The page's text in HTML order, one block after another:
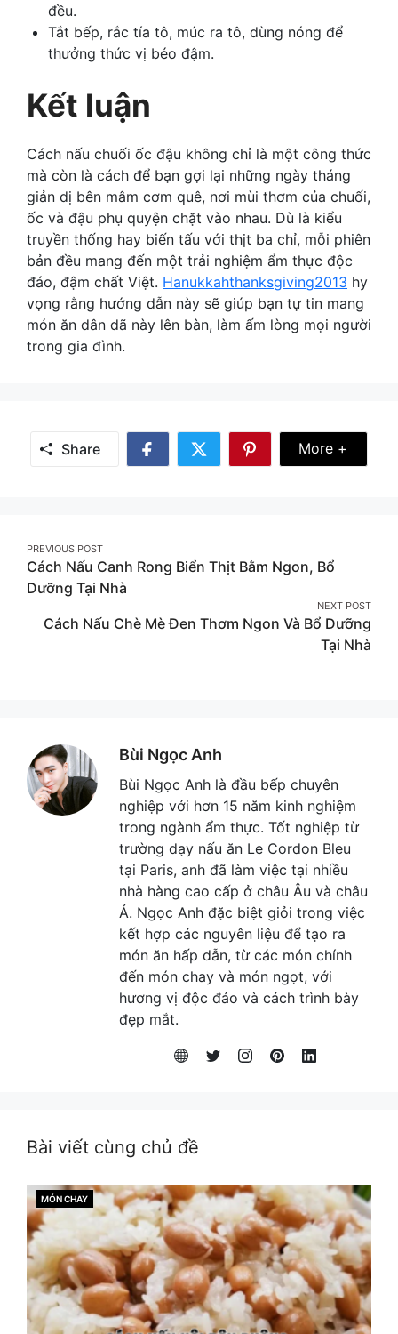
đều.
Tắt bếp, rắc tía tô, múc ra tô, dùng nóng để
thưởng thức vị béo đậm.
Kết luận
Cách nấu chuối ốc đậu không chỉ là một công thức
mà còn là cách để bạn gợi lại những ngày tháng
giản dị bên mâm cơm quê, nơi mùi thơm của chuối,
ốc và đậu phụ quyện chặt vào nhau. Dù là kiểu
truyền thống hay biến tấu với thịt ba chỉ, mỗi phiên
bản đều mang đến một trải nghiệm ẩm thực độc
đáo, đậm chất Việt. Hanukkahthanksgiving2013 hy
vọng rằng hướng dẫn này sẽ giúp bạn tự tin mang
món ăn dân dã này lên bàn, làm ấm lòng mọi người
trong gia đình.
Share
Share
Share
Share
More +
Post
navigation
PREVIOUS POST
Cách Nấu Canh Rong Biển Thịt Bằm Ngon, Bổ
Dưỡng Tại Nhà
NEXT POST
Cách Nấu Chè Mè Đen Thơm Ngon Và Bổ Dưỡng
Tại Nhà
Bùi Ngọc Anh
Bùi Ngọc Anh là đầu bếp chuyên
nghiệp với hơn 15 năm kinh nghiệm
trong ngành ẩm thực. Tốt nghiệp từ
trường dạy nấu ăn Le Cordon Bleu
tại Paris, anh đã làm việc tại nhiều
nhà hàng cao cấp ở châu Âu và châu
Á. Ngọc Anh đặc biệt giỏi trong việc
kết hợp các nguyên liệu để tạo ra
món ăn hấp dẫn, từ các món chính
đến món chay và món ngọt, với
hương vị độc đáo và cách trình bày
đẹp mắt.
Bài viết cùng chủ đề
CATEGORIES
MÓN CHAY